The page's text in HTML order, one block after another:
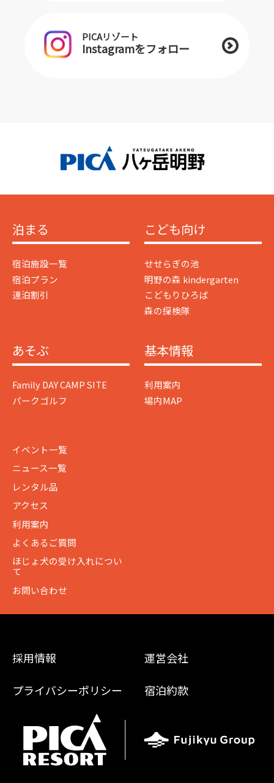
PICAリゾート
Instagramをフォロー
泊まる
宿泊施設一覧
宿泊プラン
連泊割引
こども向け
せせらぎの池
明野の森 kindergarten
こどもりひろば
森の探検隊
あそぶ
Family DAY CAMP SITE
パークゴルフ
基本情報
利用案内
場内MAP
イベント一覧
ニュース一覧
レンタル品
アクセス
利用案内
よくあるご質問
ほじょ犬の受け入れについ
て
お問い合わせ
採用情報 運営会社
プライバシーポリシー 宿泊約款